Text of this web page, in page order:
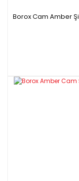
Borox Cam Amber